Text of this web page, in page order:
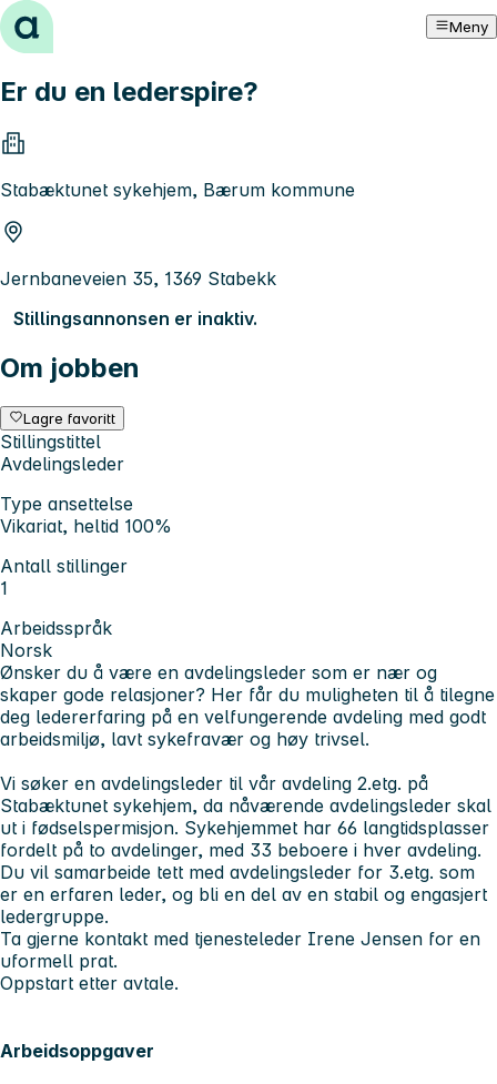
Hopp til innhold Meny
Er du en lederspire?
Stabæktunet sykehjem, Bærum kommune
Jernbaneveien 35, 1369 Stabekk
Stillingsannonsen er inaktiv.
Om jobben
Lagre favoritt
Stillingstittel
Avdelingsleder
Type ansettelse
Vikariat, heltid 100%
Antall stillinger
1
Arbeidsspråk
Norsk
Ønsker du å være en avdelingsleder som er nær og
skaper gode relasjoner? Her får du muligheten til å tilegne
deg ledererfaring på en velfungerende avdeling med godt
arbeidsmiljø, lavt sykefravær og høy trivsel.
Vi søker en avdelingsleder til vår avdeling 2.etg. på
Stabæktunet sykehjem, da nåværende avdelingsleder skal
ut i fødselspermisjon. Sykehjemmet har 66 langtidsplasser
fordelt på to avdelinger, med 33 beboere i hver avdeling.
Du vil samarbeide tett med avdelingsleder for 3.etg. som
er en erfaren leder, og bli en del av en stabil og engasjert
ledergruppe.
Ta gjerne kontakt med tjenesteleder Irene Jensen for en
uformell prat.
Oppstart etter avtale.
Arbeidsoppgaver